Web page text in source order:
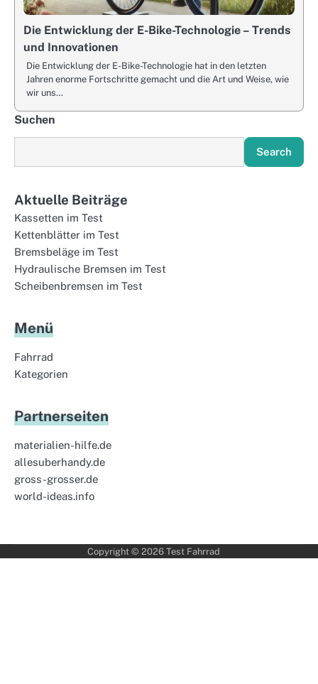
Die Entwicklung der E-Bike-Technologie – Trends
und Innovationen
Die Entwicklung der E-Bike-Technologie hat in den letzten
Jahren enorme Fortschritte gemacht und die Art und Weise, wie
wir uns…
Suchen
Search
Aktuelle Beiträge
Kassetten im Test
Kettenblätter im Test
Bremsbeläge im Test
Hydraulische Bremsen im Test
Scheibenbremsen im Test
Menü
Fahrrad
Kategorien
Partnerseiten
materialien-hilfe.de
allesuberhandy.de
gross-grosser.de
world-ideas.info
Copyright © 2026 Test Fahrrad